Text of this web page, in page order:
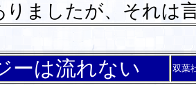
りましたが、それは
ーは流れない 双葉